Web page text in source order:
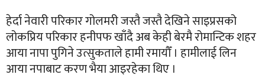
हेर्दा नेवारी परिकार गोलमरी जस्तै जस्तै देखिने साइप्रसको
लोकप्रिय परिकार हनीपफ खाँदै अब केही बेरमै रोमान्टिक शहर
आया नापा पुगिने उत्सुकताले हामी रमायौँ । हामीलाई लिन
आया नपाबाट करण भैया आइरहेका थिए ।